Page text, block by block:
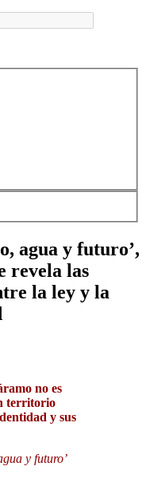
agua y futuro’,
revela las
la ley y la
no es
territorio
y sus
y futuro’